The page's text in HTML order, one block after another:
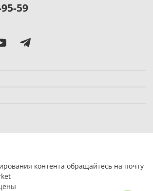
59
контента обращайтесь на почту